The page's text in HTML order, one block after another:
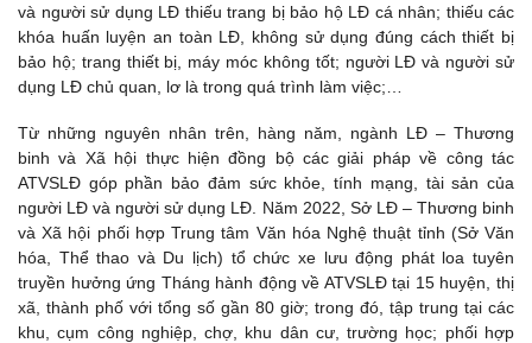
và người sử dụng LĐ thiếu trang bị bảo hộ LĐ cá nhân; thiếu các
khóa huấn luyện an toàn LĐ, không sử dụng đúng cách thiết bị
bảo hộ; trang thiết bị, máy móc không tốt; người LĐ và người sử
dụng LĐ chủ quan, lơ là trong quá trình làm việc;…
Từ những nguyên nhân trên, hàng năm, ngành LĐ – Thương
binh và Xã hội thực hiện đồng bộ các giải pháp về công tác
ATVSLĐ góp phần bảo đảm sức khỏe, tính mạng, tài sản của
người LĐ và người sử dụng LĐ. Năm 2022, Sở LĐ – Thương binh
và Xã hội phối hợp Trung tâm Văn hóa Nghệ thuật tỉnh (Sở Văn
hóa, Thể thao và Du lịch) tổ chức xe lưu động phát loa tuyên
truyền hưởng ứng Tháng hành động về ATVSLĐ tại 15 huyện, thị
xã, thành phố với tổng số gần 80 giờ; trong đó, tập trung tại các
khu, cụm công nghiệp, chợ, khu dân cư, trường học; phối hợp